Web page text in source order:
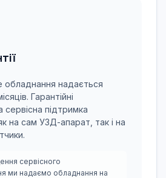
надається
Гарантійні
підтримка
на сам УЗД-апарат, так і на
сервісного
ми надаємо обладнання на